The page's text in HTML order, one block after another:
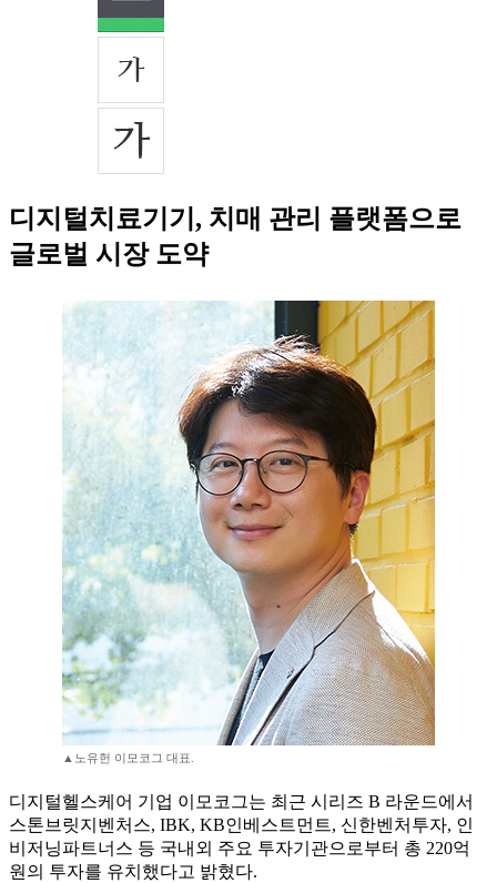
디지털치료기기, 치매 관리 플랫폼으로
글로벌 시장 도약
▲노유헌 이모코그 대표.
디지털헬스케어 기업 이모코그는 최근 시리즈 B 라운드에서
스톤브릿지벤처스, IBK, KB인베스트먼트, 신한벤처투자, 인
비저닝파트너스 등 국내외 주요 투자기관으로부터 총 220억
원의 투자를 유치했다고 밝혔다.